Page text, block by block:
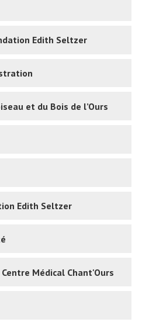
Edith Seltzer
et du Bois de l’Ours
Edith Seltzer
Médical Chant'Ours